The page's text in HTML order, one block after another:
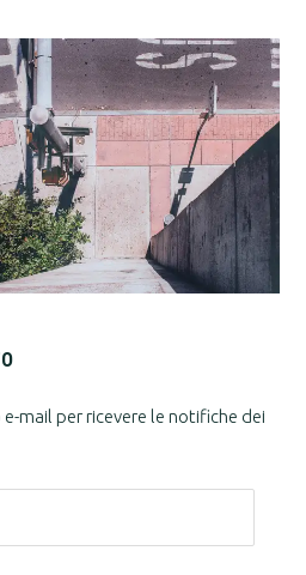
mail per ricevere le notifiche dei